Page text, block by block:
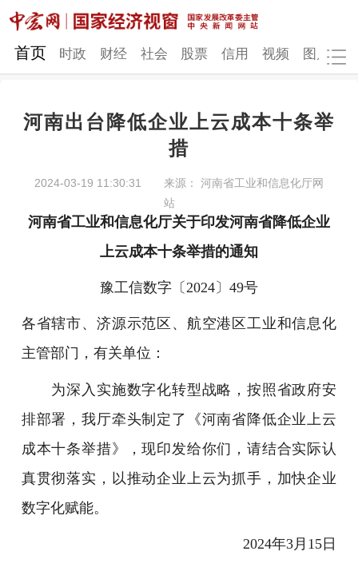
网站地图
图片 品牌
中宏研究
首页 时政 财经 社会 股票 信用 视频 图片
河南出台降低企业上云成本十条举
措
2024-03-19 11:30:31
来源： 河南省工业和信息化厅网
站
河南省工业和信息化厅关于印发河南省降低企业
上云成本十条举措的通知
豫工信数字〔2024〕49号
各省辖市、济源示范区、航空港区工业和信息化
主管部门，有关单位：
为深入实施数字化转型战略，按照省政府安
排部署，我厅牵头制定了《河南省降低企业上云
成本十条举措》，现印发给你们，请结合实际认
真贯彻落实，以推动企业上云为抓手，加快企业
数字化赋能。
2024年3月15日